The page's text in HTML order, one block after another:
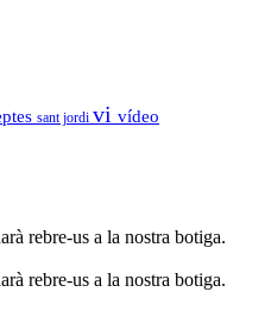
sant jordi vi vídeo
rebre-us a la nostra botiga.
rebre-us a la nostra botiga.